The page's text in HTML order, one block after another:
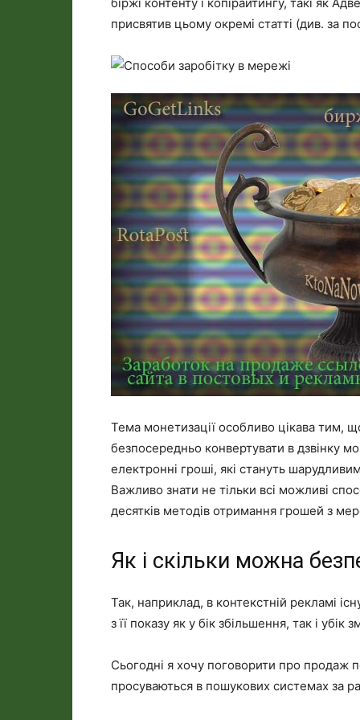
присвятив цьому окремі статті (див. за
Тема монетизації особливо цікава тим,
безпосередньо конвертувати в дзвінку
електронні гроші, які стануть
Важливо знати не тільки всі можливі
десятків методів отримання грошей з
Як і скільки можна
Так, наприклад, в контекстній рекламі
з її показу як у бік збільшення, так і убік
Сьогодні я хочу поговорити про продаж
просуваються в пошукових системах за